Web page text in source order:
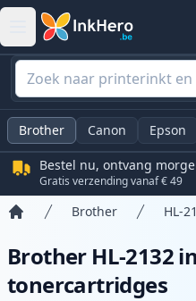
Brother Canon Epson
Bestel nu, ontvang
Gratis verzending vanaf € 49
Brother HL-
Brother HL-2132
tonercartridges